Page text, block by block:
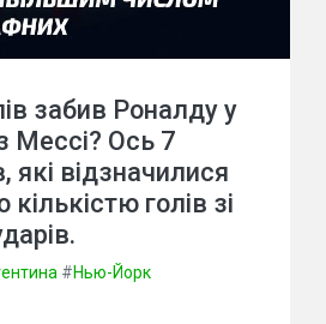
забив Роналду у
Мессі? Ось 7
які відзначилися
голів зі
#Нью-Йорк